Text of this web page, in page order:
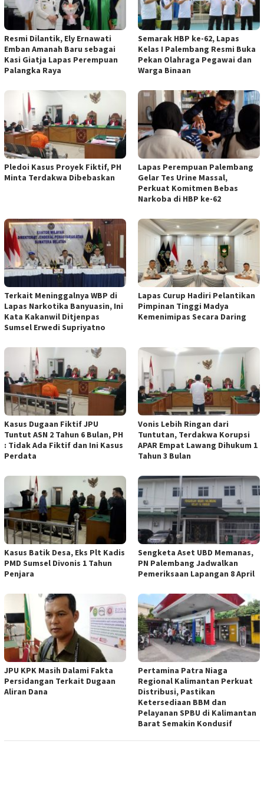
Resmi Dilantik, Ely Ernawati
Emban Amanah Baru sebagai
Kasi Giatja Lapas Perempuan
Palangka Raya
Semarak HBP ke-62, Lapas
Kelas I Palembang Resmi Buka
Pekan Olahraga Pegawai dan
Warga Binaan
Pledoi Kasus Proyek Fiktif, PH
Minta Terdakwa Dibebaskan
Lapas Perempuan Palembang
Gelar Tes Urine Massal,
Perkuat Komitmen Bebas
Narkoba di HBP ke-62
Terkait Meninggalnya WBP di
Lapas Narkotika Banyuasin, Ini
Kata Kakanwil Ditjenpas
Sumsel Erwedi Supriyatno
Lapas Curup Hadiri Pelantikan
Pimpinan Tinggi Madya
Kemenimipas Secara Daring
Kasus Dugaan Fiktif JPU
Tuntut ASN 2 Tahun 6 Bulan, PH
: Tidak Ada Fiktif dan Ini Kasus
Perdata
Vonis Lebih Ringan dari
Tuntutan, Terdakwa Korupsi
APAR Empat Lawang Dihukum 1
Tahun 3 Bulan
Kasus Batik Desa, Eks Plt Kadis
PMD Sumsel Divonis 1 Tahun
Penjara
Sengketa Aset UBD Memanas,
PN Palembang Jadwalkan
Pemeriksaan Lapangan 8 April
JPU KPK Masih Dalami Fakta
Persidangan Terkait Dugaan
Aliran Dana
Pertamina Patra Niaga
Regional Kalimantan Perkuat
Distribusi, Pastikan
Ketersediaan BBM dan
Pelayanan SPBU di Kalimantan
Barat Semakin Kondusif